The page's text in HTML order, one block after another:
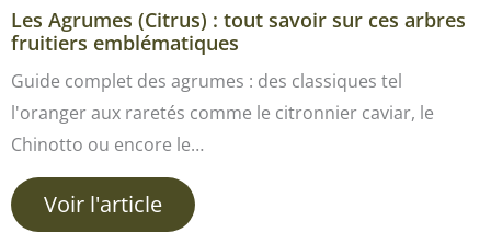
Les Agrumes (Citrus) : tout savoir sur ces arbres
fruitiers emblématiques
Guide complet des agrumes : des classiques tel
l'oranger aux raretés comme le citronnier caviar, le
Chinotto ou encore le…
Voir l'article